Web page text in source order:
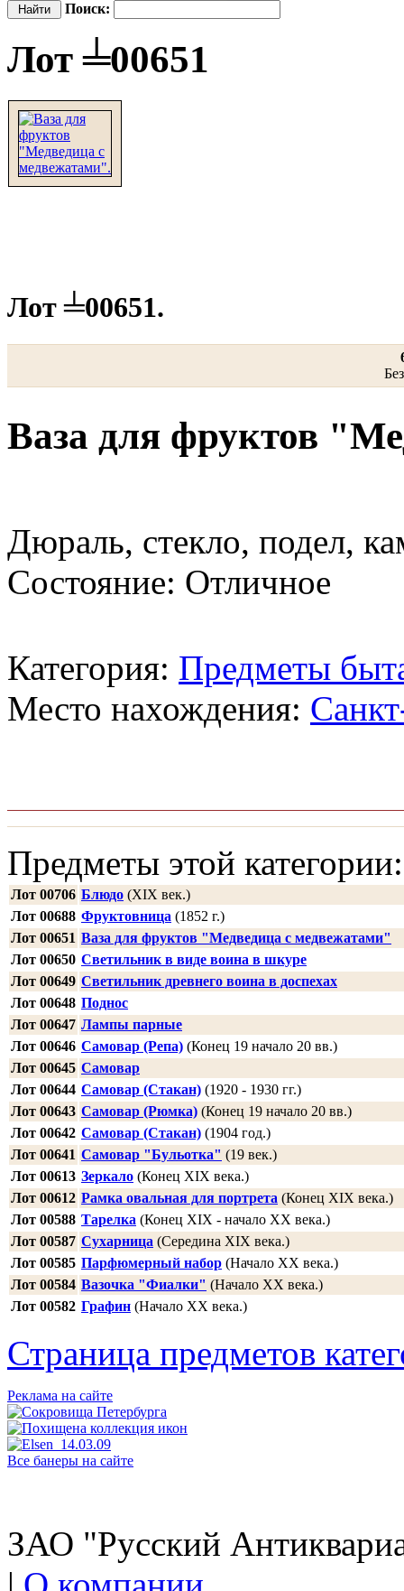
Поиск:
Лот ╧00651
Лот ╧00651.
Ваза для фруктов
Дюраль, стекло, подел,
Состояние: Отличное
Категория: Предметы
Место нахождения:
Предметы этой категории:
Лот 00706 Блюдо (XIX век.)
Лот 00688 Фруктовница (1852 г.)
Лот 00651 Ваза для фруктов "Медведица с медвежатами"
Лот 00650 Светильник в виде воина в шкуре
Лот 00649 Светильник древнего воина в доспехах
Лот 00648 Поднос
Лот 00647 Лампы парные
Лот 00646 Самовар (Репа) (Конец 19 начало 20 вв.)
Лот 00645 Самовар
Лот 00644 Самовар (Стакан) (1920 - 1930 гг.)
Лот 00643 Самовар (Рюмка) (Конец 19 начало 20 вв.)
Лот 00642 Самовар (Стакан) (1904 год.)
Лот 00641 Самовар "Бульотка" (19 век.)
Лот 00613 Зеркало (Конец XIX века.)
Лот 00612 Рамка овальная для портрета (Конец XIX века.)
Лот 00588 Тарелка (Конец XIX - начало XX века.)
Лот 00587 Сухарница (Середина XIX века.)
Лот 00585 Парфюмерный набор (Начало ХХ века.)
Лот 00584 Вазочка "Фиалки" (Начало ХХ века.)
Лот 00582 Графин (Начало XX века.)
Страница предметов
Реклама на сайте
Все банеры на сайте
ЗАО "Русский